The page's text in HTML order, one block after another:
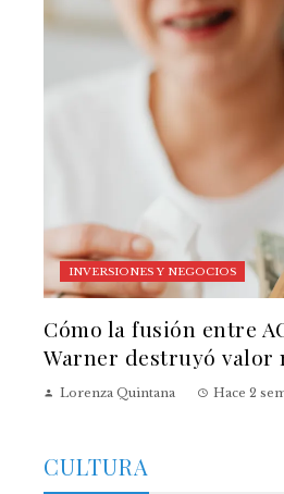
INVERSIONES Y NEGOCIOS
Cómo la fusión entre
Warner destruyó
Lorenza Quintana Hace 2
CULTURA